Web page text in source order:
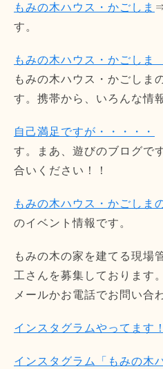
もみの木ハウス・かごしま
す。
もみの木ハウス・かごし
もみの木ハウス・かごしま
す。携帯から、いろんな情
自己満足ですが・・・・・
す。まあ、遊びのブログで
合いください！！
もみの木ハウス・かごしま
のイベント情報です。
もみの木の家を建てる現場
工さんを募集しております。
メールかお電話でお問い合
インスタグラムやってます
インスタグラム「もみの木